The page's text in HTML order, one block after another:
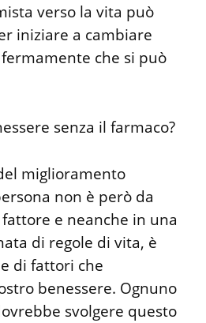
verso la vita può
iniziare a cambiare
che si può
senza il farmaco?
miglioramento
non è però da
e neanche in una
di regole di vita, è
di fattori che
benessere. Ognuno
svolgere questo